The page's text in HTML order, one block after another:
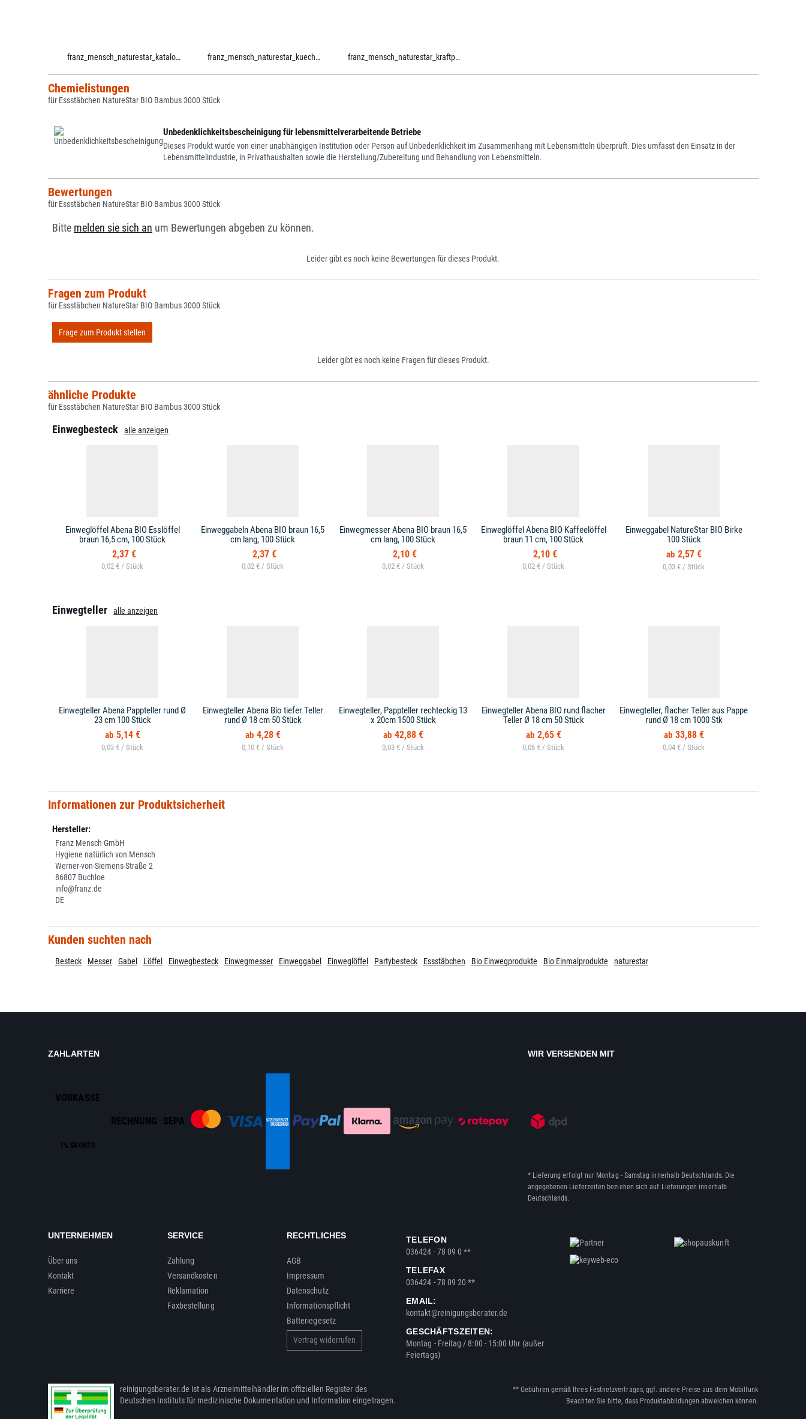
franz_mensch_naturestar_katalog.pdf franz_mensch_naturestar_kueche.pdf franz_mensch_naturestar_kraftpapier.pdf
Chemielistungen
für Essstäbchen NatureStar BIO Bambus 3000 Stück
Unbedenklichkeitsbescheinigung für lebensmittelverarbeitende Betriebe
Dieses Produkt wurde von einer unabhängigen Institution oder Person auf Unbedenklichkeit im Zusammenhang mit Lebensmitteln überprüft. Dies umfasst den Einsatz in der
Lebensmittelindustrie, in Privathaushalten sowie die Herstellung/Zubereitung und Behandlung von Lebensmitteln.
Bewertungen
für Essstäbchen NatureStar BIO Bambus 3000 Stück
Bitte melden sie sich an um Bewertungen abgeben zu können.
Leider gibt es noch keine Bewertungen für dieses Produkt.
Fragen zum Produkt
für Essstäbchen NatureStar BIO Bambus 3000 Stück
Frage zum Produkt stellen
Leider gibt es noch keine Fragen für dieses Produkt.
ähnliche Produkte
für Essstäbchen NatureStar BIO Bambus 3000 Stück
Einwegbesteck alle anzeigen
Einweglöffel Abena BIO Esslöffel
braun 16,5 cm, 100 Stück
2,37 €
0,02 € /
Einweggabeln Abena BIO braun 16,5
cm lang, 100 Stück
2,37 €
0,02 € /
Einwegmesser Abena BIO braun 16,5
cm lang, 100 Stück
2,10 €
0,02 € /
Einweglöffel Abena BIO Kaffeelöffel
braun 11 cm, 100 Stück
2,10 €
0,02 € /
Einweggabel NatureStar BIO Birke
100 Stück
2,57 €
0,03 € /
Einwegteller alle anzeigen
Einwegteller Abena Pappteller rund Ø
23 cm 100 Stück
5,14 €
0,03 € /
Einwegteller Abena Bio tiefer Teller
rund Ø 18 cm 50 Stück
4,28 €
0,10 € /
Einwegteller, Pappteller rechteckig 13
x 20cm 1500 Stück
42,88 €
0,03 € /
Einwegteller Abena BIO rund flacher
Teller Ø 18 cm 50 Stück
2,65 €
0,06 € /
Einwegteller, flacher Teller aus Pappe
rund Ø 18 cm 1000 Stk
33,88 €
0,04 € /
Informationen zur Produktsicherheit
Hersteller:
Franz Mensch GmbH
Hygiene natürlich von Mensch
Werner-von-Siemens-Straße 2
86807 Buchloe
info@franz.de
DE
Kunden suchten nach
Besteck Messer Gabel Löffel Einwegbesteck Einwegmesser Einweggabel Einweglöffel Partybesteck Essstäbchen Bio Einwegprodukte Bio Einmalprodukte naturestar
ZAHLARTEN
VORKASSE
1% SKONTO
RECHNUNG SEPA
WIR VERSENDEN MIT
* Lieferung erfolgt nur Montag - Samstag innerhalb Deutschlands. Die
angegebenen Lieferzeiten beziehen sich auf Lieferungen innerhalb
Deutschlands.
UNTERNEHMEN
Über uns
Kontakt
Karriere
SERVICE
Zahlung
Versandkosten
Reklamation
Faxbestellung
RECHTLICHES
AGB
Impressum
Datenschutz
Informationspflicht
Batteriegesetz
Vertrag widerrufen
TELEFON
036424 - 78 09 0 **
TELEFAX
036424 - 78 09 20 **
EMAIL:
kontakt@reinigungsberater.de
GESCHÄFTSZEITEN:
Montag - Freitag / 8:00 - 15:00 Uhr (außer
Feiertags)
reinigungsberater.de ist als Arzneimittelhändler im offiziellen Register des
Deutschen Instituts für medizinische Dokumentation und Information eingetragen.
** Gebühren gemäß Ihres Festnetzvertrages, ggf. andere Preise aus dem Mobilfunk
Beachten Sie bitte, dass Produktabbildungen abweichen können.